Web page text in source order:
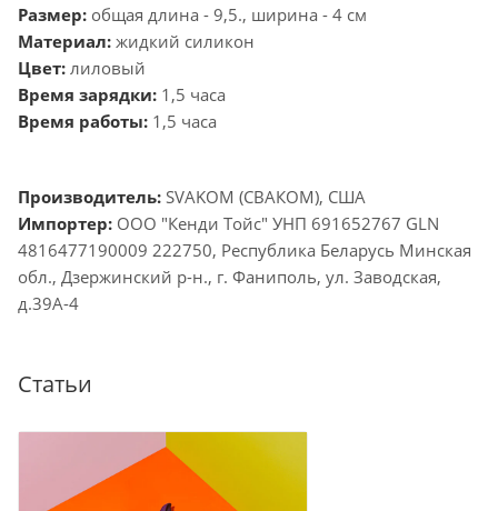
Размер: общая длина - 9,5., ширина - 4 см
Материал: жидкий силикон
Цвет: лиловый
Время зарядки: 1,5 часа
Время работы: 1,5 часа
Производитель: SVAKOM (СВАКОМ), США
Импортер: ООО "Кенди Тойс" УНП 691652767 GLN
4816477190009 222750, Республика Беларусь Минская
обл., Дзержинский р-н., г. Фаниполь, ул. Заводская,
д.39А-4
Статьи